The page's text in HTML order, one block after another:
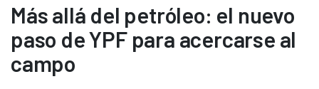
Más allá del petróleo: el nuevo
paso de YPF para acercarse al
campo